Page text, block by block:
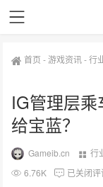
首页 -游戏资讯-行
IG管理层
给宝蓝？
Gameib.cn 行
6.76K
已关闭评